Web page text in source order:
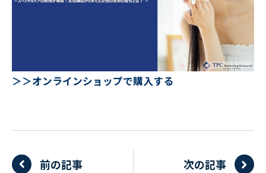
＞＞オンラインショップで購入する
前の記事 次の記事